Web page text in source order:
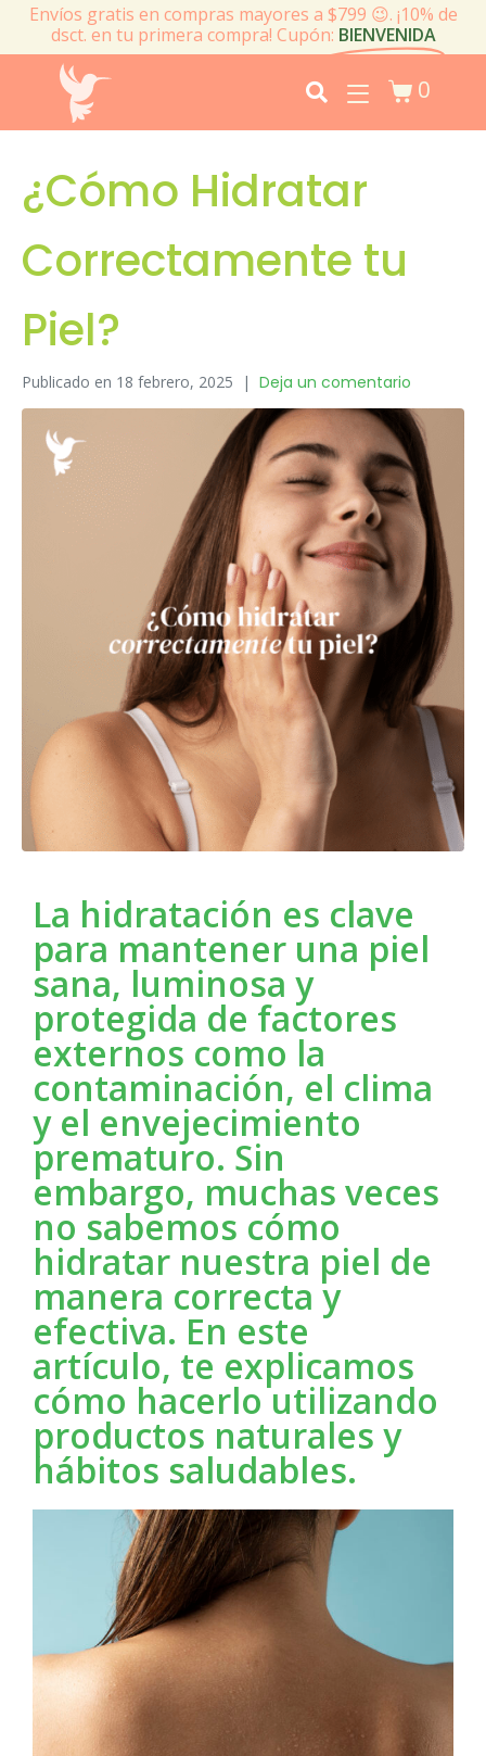
Envíos gratis en compras mayores a $799 😉. ¡10% de
dsct. en tu primera compra! Cupón: BIENVENIDA
0
¿Cómo Hidratar
Correctamente tu
Piel?
Publicado en 18 febrero, 2025 Deja un comentario
La hidratación es clave
para mantener una piel
sana, luminosa y
protegida de factores
externos como la
contaminación, el clima
y el envejecimiento
prematuro. Sin
embargo, muchas veces
no sabemos cómo
hidratar nuestra piel de
manera correcta y
efectiva. En este
artículo, te explicamos
cómo hacerlo utilizando
productos naturales y
hábitos saludables.